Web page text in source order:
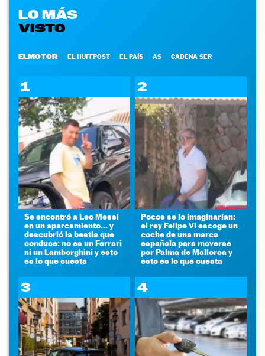
LO MÁS
VISTO
ELMOTOR EL HUFFPOST EL PAÍS AS CADENA SER
1
Se encontró a Leo Messi
en un aparcamiento... y
descubrió la bestia que
conduce: no es un Ferrari
ni un Lamborghini y esto
es lo que cuesta
2
Pocos se lo imaginarían:
el rey Felipe VI escoge un
coche de una marca
española para moverse
por Palma de Mallorca y
esto es lo que cuesta
3 4